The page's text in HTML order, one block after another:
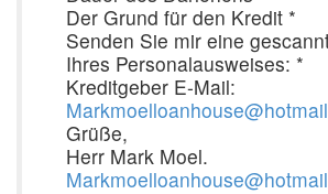
Der Grund für den Kredit *
Senden Sie mir eine
Ihres Personalausweises: *
Kreditgeber E-Mail:
Grüße,
Herr Mark Moel.